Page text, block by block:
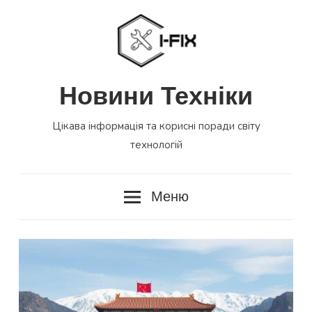
Новини Техніки
Цікава інформація та корисні поради світу
технологій
Меню